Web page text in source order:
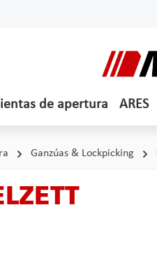
de apertura ARES
Ganzúas & Lockpicking